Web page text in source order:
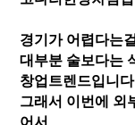
경기가 어렵다는
대부분 술보다는
창업트렌드입니다
그래서 이번에 외
어서